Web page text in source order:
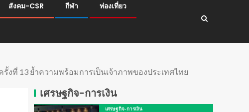
สังคม-CSR กีฬา ท่องเที่ยว
รั้งที่ 13 ย้ำความพร้อมการเป็นเจ้าภาพของประเทศไทย
เศรษฐกิจ-การเงิน
เศรษฐกิจ-การเงิน